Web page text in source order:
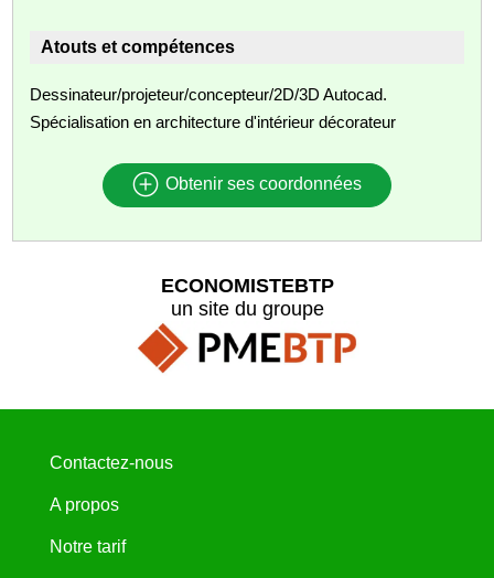
Atouts et compétences
Dessinateur/projeteur/concepteur/2D/3D Autocad.
Spécialisation en architecture d'intérieur décorateur
Obtenir ses coordonnées
ECONOMISTEBTP
un site du groupe
Contactez-nous
A propos
Notre tarif